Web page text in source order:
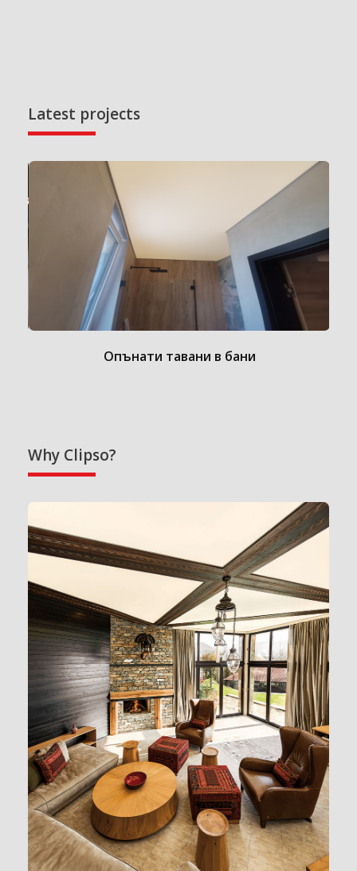
Latest projects
Опънати тавани в бани
Why Clipso?